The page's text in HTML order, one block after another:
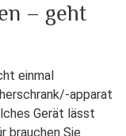
– geht
einmal
apparat
Gerät lässt
brauchen Sie